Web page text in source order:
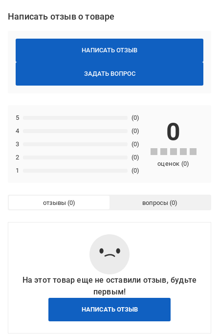
Написать отзыв о товаре
НАПИСАТЬ ОТЗЫВ
ЗАДАТЬ ВОПРОС
1 (0)
2 (0)
3 (0)
4 (0)
5 (0)
0
оценок (0)
отзывы вопросы
На этот товар еще не оставили отзыв, будьте
первым!
НАПИСАТЬ ОТЗЫВ